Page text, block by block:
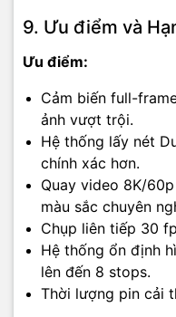
9. Ưu điểm và
Ưu điểm:
Cảm biến full-
ảnh vượt trội.
Hệ thống lấy nét
chính xác hơn.
Quay video 8K/
màu sắc chuyên
Chụp liên tiếp 30
Hệ thống ổn định
lên đến 8 stops.
Thời lượng pin cải